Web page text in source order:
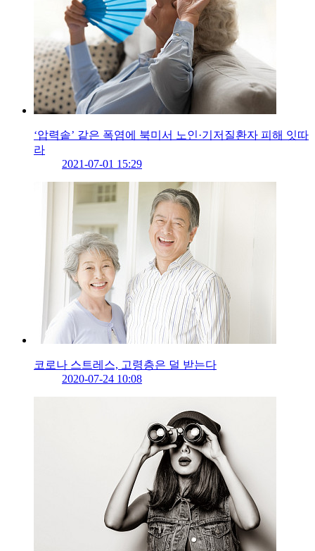
‘압력솥’ 같은 폭염에 북미서 노인·기저질환자 피해 잇따
라
2021-07-01 15:29
코로나 스트레스, 고령층은 덜 받는다
2020-07-24 10:08